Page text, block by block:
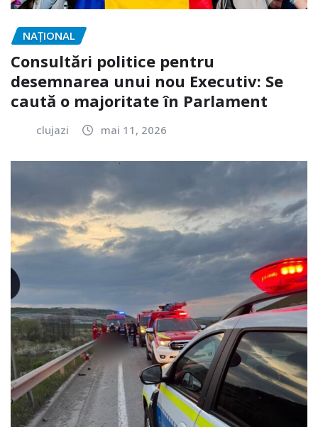
NAŢIONAL
Consultări politice pentru
desemnarea unui nou Executiv: Se
caută o majoritate în Parlament
clujazi mai 11, 2026